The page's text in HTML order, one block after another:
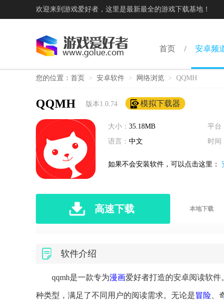
欢迎来到游戏爱好者，这里是最新最全的游戏下载基地！
首页 安卓频
您的位置： 首页 > 安卓软件 > 网络浏览 > QQMH
QQMH 版本1.0.74 模拟下载器
大小： 35.18MB 平台
语言： 中文 时间
如果不会安装软件，可以点击这里：
高速下载 本地下载
软件介绍
qqmh是一款专为漫画爱好者打造的安卓阅读软
种类型，满足了不同用户的阅读需求。无论是冒险 、